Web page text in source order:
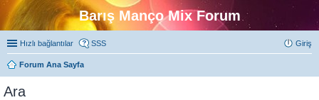
Barış Manço Mix Forum
Hızlı bağlantılar SSS Giriş
Forum Ana Sayfa
Ara